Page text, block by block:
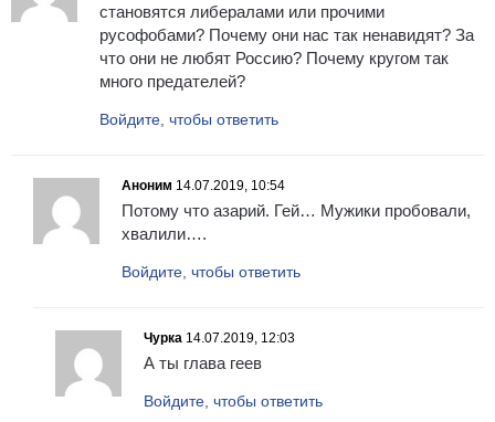
становятся либералами или прочими
русофобами? Почему они нас так ненавидят? За
что они не любят Россию? Почему кругом так
много предателей?
Войдите, чтобы ответить
Аноним 14.07.2019, 10:54
Потому что азарий. Гей… Мужики пробовали,
хвалили….
Войдите, чтобы ответить
Чурка 14.07.2019, 12:03
А ты глава геев
Войдите, чтобы ответить